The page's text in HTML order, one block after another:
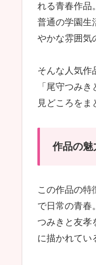
れる青春作品。
普通の学園生
やかな雰囲気
そんな人気作
「尾守つみ
見どころをま
作品の魅
この作品の特
で日常の青春。
つみきと友孝
に描かれてい